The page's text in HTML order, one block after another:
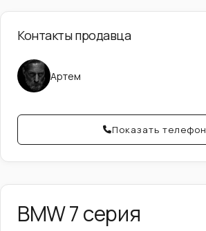
Контакты продавца
Артем
Показать телефон
BMW 7 серия